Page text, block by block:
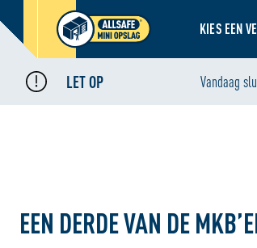
KIES EEN
LET OP Vandaag
Home Nieuws • Een derde van de mkb'ers worstelt
EEN DERDE VAN DE